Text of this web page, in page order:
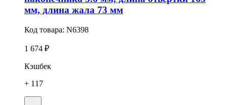
мм, длина жала 73 мм
Код товара: N6398
1 674 ₽
Кэшбек
+ 117